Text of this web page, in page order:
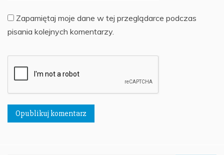
Zapamiętaj moje dane w tej przeglądarce podczas
pisania kolejnych komentarzy.